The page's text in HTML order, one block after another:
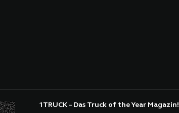
1TRUCK – Das Truck of the Year Magazin!